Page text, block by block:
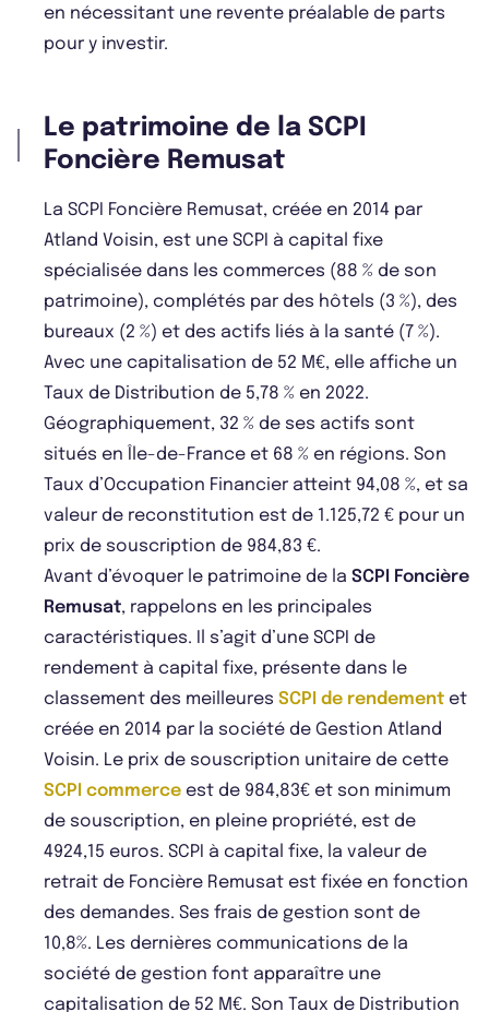
en nécessitant une revente préalable de parts
pour y investir.
Le patrimoine de la SCPI
Foncière Remusat
La SCPI Foncière Remusat, créée en 2014 par
Atland Voisin, est une SCPI à capital fixe
spécialisée dans les commerces (88 % de son
patrimoine), complétés par des hôtels (3 %), des
bureaux (2 %) et des actifs liés à la santé (7 %).
Avec une capitalisation de 52 M€, elle affiche un
Taux de Distribution de 5,78 % en 2022.
Géographiquement, 32 % de ses actifs sont
situés en Île-de-France et 68 % en régions. Son
Taux d’Occupation Financier atteint 94,08 %, et sa
valeur de reconstitution est de 1.125,72 € pour un
prix de souscription de 984,83 €.
Avant d’évoquer le patrimoine de la SCPI Foncière
Remusat, rappelons en les principales
caractéristiques. Il s’agit d’une SCPI de
rendement à capital fixe, présente dans le
classement des meilleures SCPI de rendement et
créée en 2014 par la société de Gestion Atland
Voisin. Le prix de souscription unitaire de cette
SCPI commerce est de 984,83€ et son minimum
de souscription, en pleine propriété, est de
4924,15 euros. SCPI à capital fixe, la valeur de
retrait de Foncière Remusat est fixée en fonction
des demandes. Ses frais de gestion sont de
10,8%. Les dernières communications de la
société de gestion font apparaître une
capitalisation de 52 M€. Son Taux de Distribution